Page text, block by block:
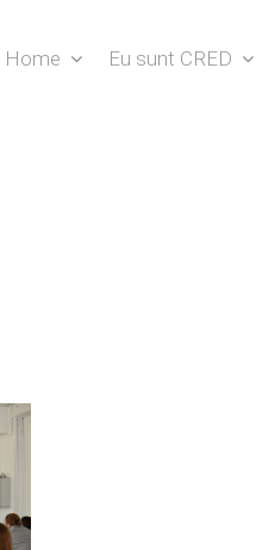
Home Eu sunt CRED